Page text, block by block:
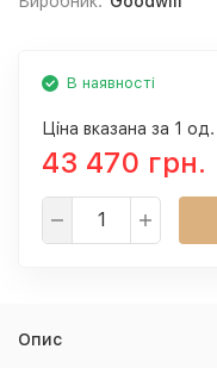
В наявності
Ціна вказана за 1 од.
43 470 грн.
Опис